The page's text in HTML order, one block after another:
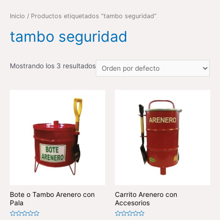
Inicio / Productos etiquetados “tambo seguridad”
tambo seguridad
Mostrando los 3 resultados
Bote o Tambo Arenero con
Pala
Carrito Arenero con
Accesorios